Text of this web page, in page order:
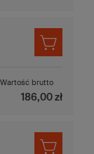
Wartość brutto
186,00 zł